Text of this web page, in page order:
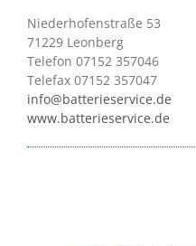
Niederhofenstraße 53
71229 Leonberg
Telefon 07152 357046
Telefax 07152 357047
info@batterieservice.de
www.batterieservice.de